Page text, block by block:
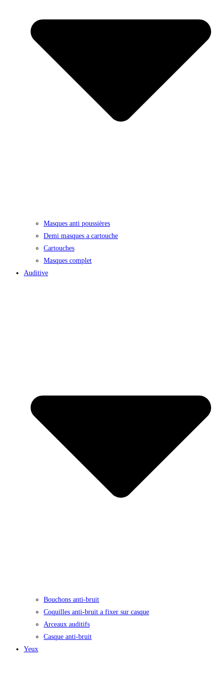
Masques anti poussières
Demi masques a cartouche
Cartouches
Masques complet
Auditive
Bouchons anti-bruit
Coquilles anti-bruit a fixer sur casque
Arceaux auditifs
Casque anti-bruit
Yeux